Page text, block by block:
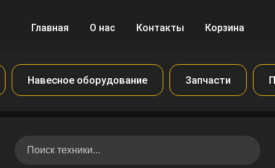
Главная О нас Контакты Корзина
Навесное оборудование Запчасти